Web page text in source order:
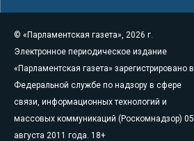
© «Парламентская газета», 2026 г.
Электронное периодическое издание
«Парламентская газета» зарегистрировано в
Федеральной службе по надзору в сфере
связи, информационных технологий и
массовых коммуникаций (Роскомнадзор) 05
августа 2011 года. 18+